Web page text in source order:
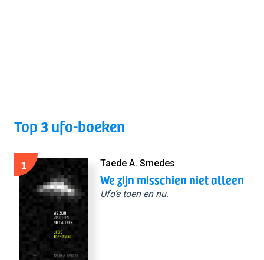
Top 3 ufo-boeken
1 Taede A. Smedes
We zijn misschien niet alleen
Ufo’s toen en nu.